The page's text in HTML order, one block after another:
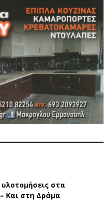
στα
Και στη Δράμα